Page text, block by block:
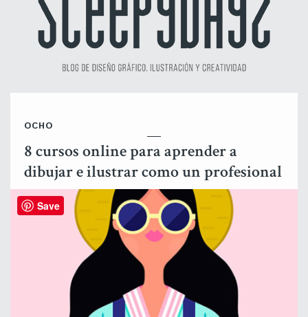
OCHO
8 cursos online para aprender a
dibujar e ilustrar como un profesional
Save